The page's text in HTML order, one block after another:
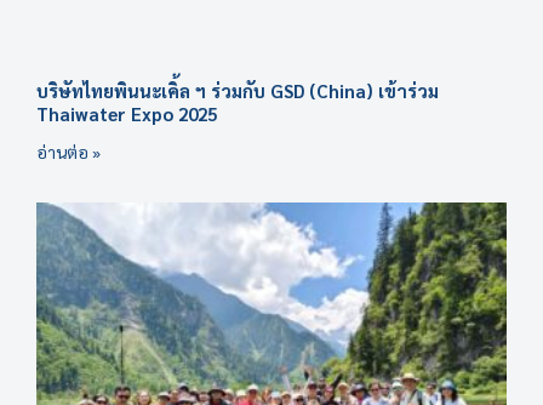
บริษัทไทยพินนะเคิ้ล ฯ ร่วมกับ GSD (China) เข้าร่วม
Thaiwater Expo 2025
อ่านต่อ »